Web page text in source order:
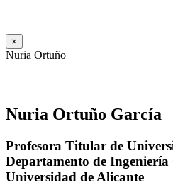
×
Nuria Ortuño
Nuria Ortuño García
Profesora Titular de
Departamento de Ingeniería
Universidad de Alicante